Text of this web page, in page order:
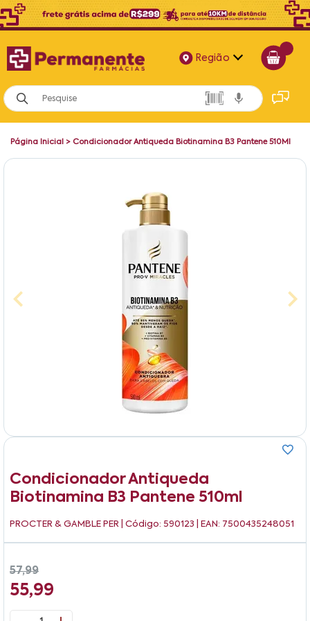
Região
Alagoas
Bahia
Página Inicial > Condicionador Antiqueda Biotinamina B3 Pantene 510Ml
Condicionador Antiqueda
Biotinamina B3 Pantene 510ml
PROCTER & GAMBLE PER | Código: 590123 | EAN: 7500435248051
57,99
55,99